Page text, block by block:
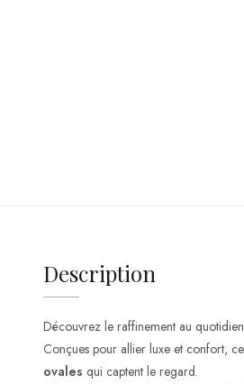
Description
Découvrez le raffinement au
Conçues pour allier luxe et confort,
ovales qui captent le regard.